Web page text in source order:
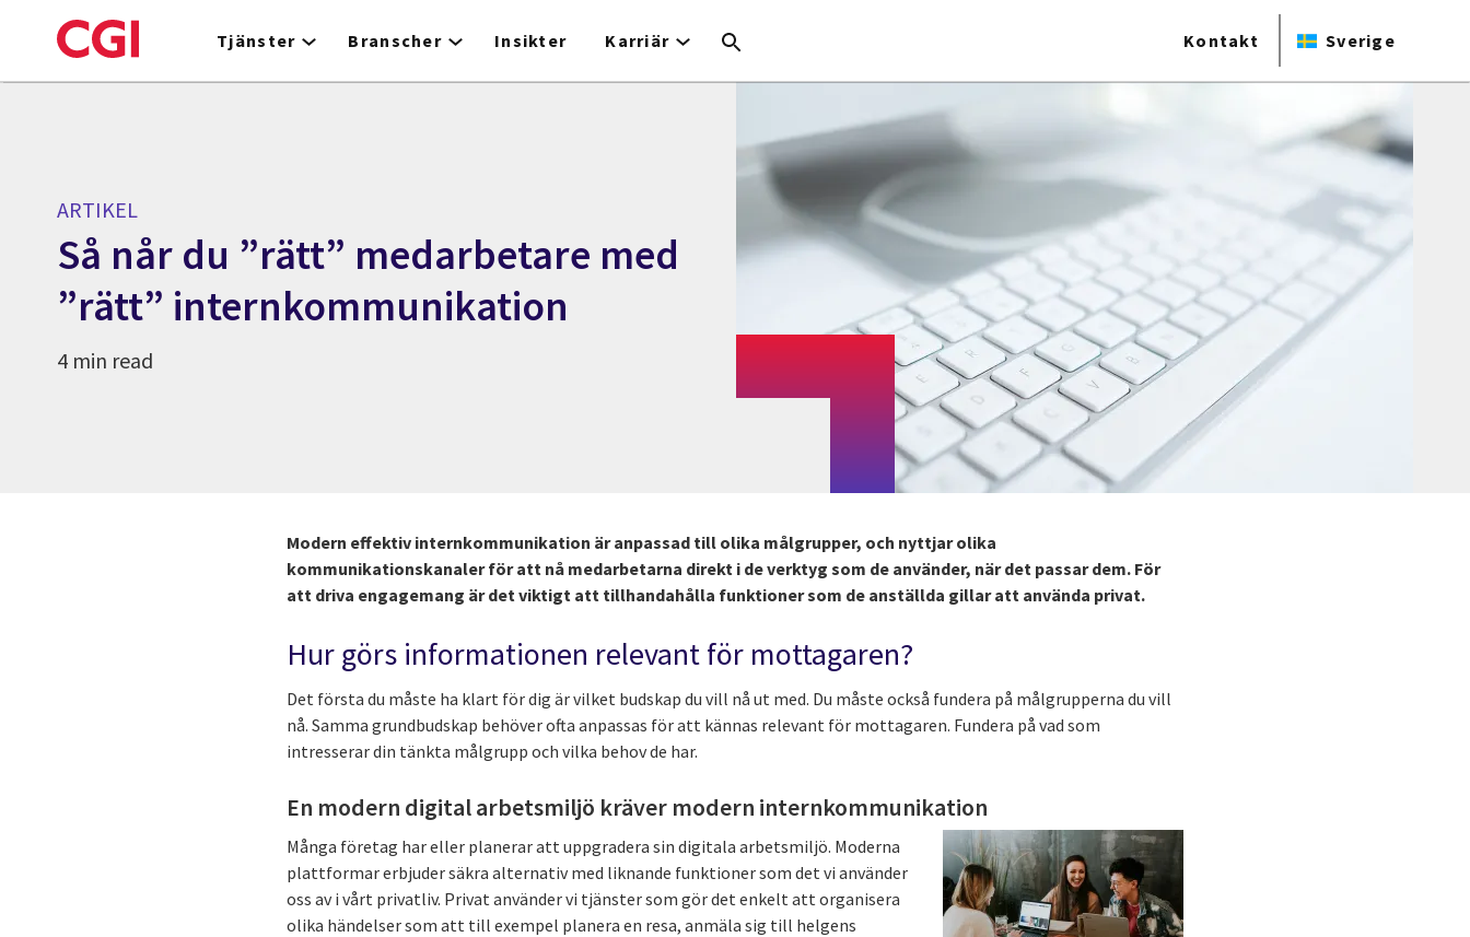
to
Tjänster Branscher Insikter Karriär Kontakt Sverige
ARTIKEL
Så når du ”rätt” medarbetare med
”rätt” internkommunikation
4 min read
Modern effektiv internkommunikation är anpassad till olika målgrupper, och nyttjar olika
kommunikationskanaler för att nå medarbetarna direkt i de verktyg som de använder, när det passar dem. För
att driva engagemang är det viktigt att tillhandahålla funktioner som de anställda gillar att använda privat.
Hur görs informationen relevant för mottagaren?
Det första du måste ha klart för dig är vilket budskap du vill nå ut med. Du måste också fundera på målgrupperna du vill
nå. Samma grundbudskap behöver ofta anpassas för att kännas relevant för mottagaren. Fundera på vad som
intresserar din tänkta målgrupp och vilka behov de har.
En modern digital arbetsmiljö kräver modern internkommunikation
Många företag har eller planerar att uppgradera sin digitala arbetsmiljö. Moderna
plattformar erbjuder säkra alternativ med liknande funktioner som det vi använder
oss av i vårt privatliv. Privat använder vi tjänster som gör det enkelt att organisera
olika händelser som att till exempel planera en resa, anmäla sig till helgens